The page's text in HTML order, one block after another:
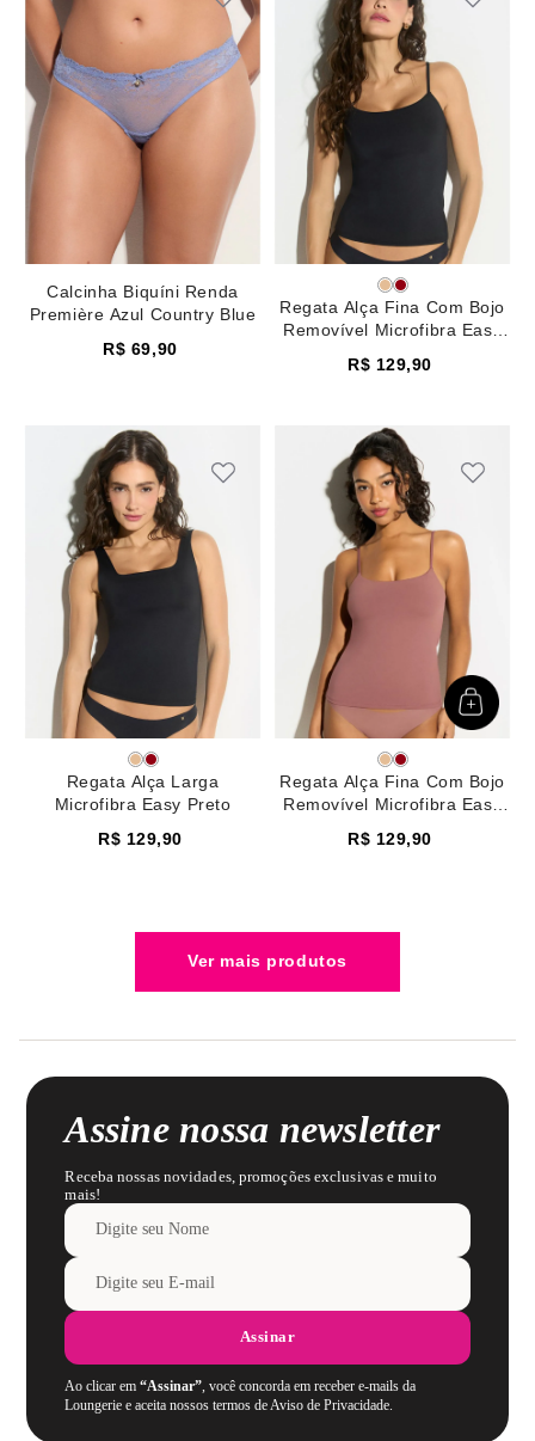
Calcinha Biquíni Renda
Première Azul Country Blue
R$ 69,90
Regata Alça Fina Com Bojo
Removível Microfibra Easy
R$ 129,90
Regata Alça Larga
Microfibra Easy Preto
R$ 129,90
Regata Alça Fina Com Bojo
Removível Microfibra Easy
R$ 129,90
Assine nossa newsletter
Receba nossas novidades, promoções exclusivas e muito
mais!
Assinar
Ao clicar em“Assinar”, você concorda em receber e-mails da
Loungerie e aceita nossos termos de Aviso de Privacidade.